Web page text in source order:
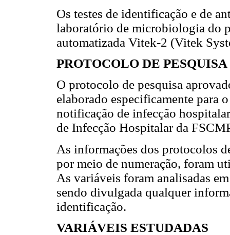
Os testes de identificação e de
laboratório de microbiologia do
automatizada Vitek-2 (Vitek
PROTOCOLO DE PESQUISA
O protocolo de pesquisa
elaborado especificamente para
notificação de infecção
de Infecção Hospitalar da
As informações dos protocolos
por meio de numeração, foram
As variáveis foram analisadas
sendo divulgada qualquer
identificação.
VARIÁVEIS ESTUDADAS